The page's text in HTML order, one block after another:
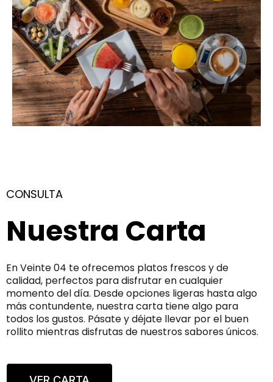
CONSULTA
Nuestra Carta
En Veinte 04 te ofrecemos platos frescos y de
calidad, perfectos para disfrutar en cualquier
momento del día. Desde opciones ligeras hasta algo
más contundente, nuestra carta tiene algo para
todos los gustos. Pásate y déjate llevar por el buen
rollito mientras disfrutas de nuestros sabores únicos.